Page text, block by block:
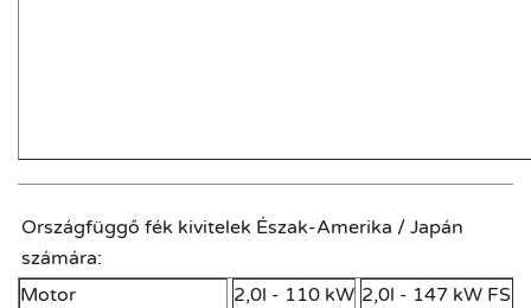
Országfüggő fék kivitelek Észak-Amerika / Japán
számára:
Motor
2,0l - 110 kW 2,0l - 147 kW FSI